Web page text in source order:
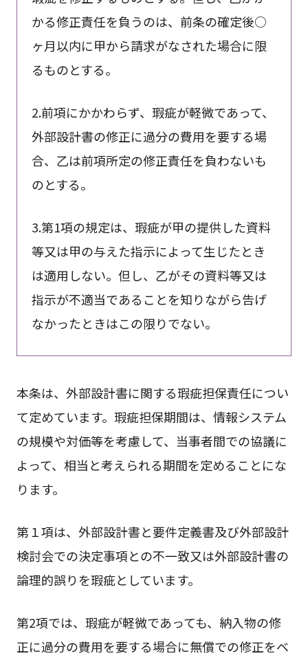
かる修正責任を負うのは、前条の確定後○
ヶ月以内に甲から請求がなされた場合に限
るものとする。
2.前項にかかわらず、瑕疵が軽微であって、
外部設計書の修正に過分の費用を要する場
合、乙は前項所定の修正責任を負わないも
のとする。
3.第1項の規定は、瑕疵が甲の提供した資料
等又は甲の与えた指示によって生じたとき
は適用しない。但し、乙がその資料等又は
指示が不適当であることを知りながら告げ
なかったときはこの限りでない。
本条は、外部設計書に関する瑕疵担保責任につい
て定めています。瑕疵担保期間は、情報システム
の規模や対価等を考慮して、当事者間での協議に
よって、相当と考えられる期間を定めることにな
ります。
第１項は、外部設計書と要件定義書及び外部設計
検討会での決定事項との不一致又は外部設計書の
論理的誤りを瑕疵としています。
第2項では、瑕疵が軽微であっても、納入物の修
正に過分の費用を要する場合に無償での修正をベ